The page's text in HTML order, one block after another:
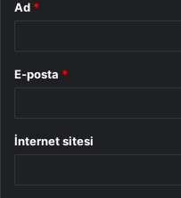
Ad *
E-posta *
İnternet sitesi